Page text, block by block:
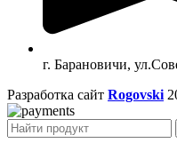
г. Барановичи,
Разработка сайт Rogovski